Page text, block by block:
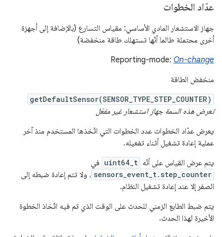
عدّاد الخطوات
جهاز الاستشعار المادي الأساسي: مقياس التسارع (بالإضافة إلى أجهزة
أخرى محتملة طالما أنّها تستهلك طاقة منخفضة)
Reporting-mode: On-change
منخفض الطاقة
getDefaultSensor(SENSOR_TYPE_STEP_COUNTER)
تعرض هذه السمة جهاز استشعار غير مفعّل
يعرض عدّاد الخطوات عدد الخطوات التي اتّخذها المستخدم منذ آخر
عملية إعادة تشغيل أثناء تفعيله.
يتم عرض القياس على أنّه uint64_t في
sensors_event_t.step_counter ، ولا تتم إعادة ضبطه إلى
الصفر إلا عند إعادة تشغيل النظام.
يتم ضبط الطابع الزمني للحدث على الوقت الذي تم فيه اتّخاذ الخطوة
الأخيرة لهذا الحدث.